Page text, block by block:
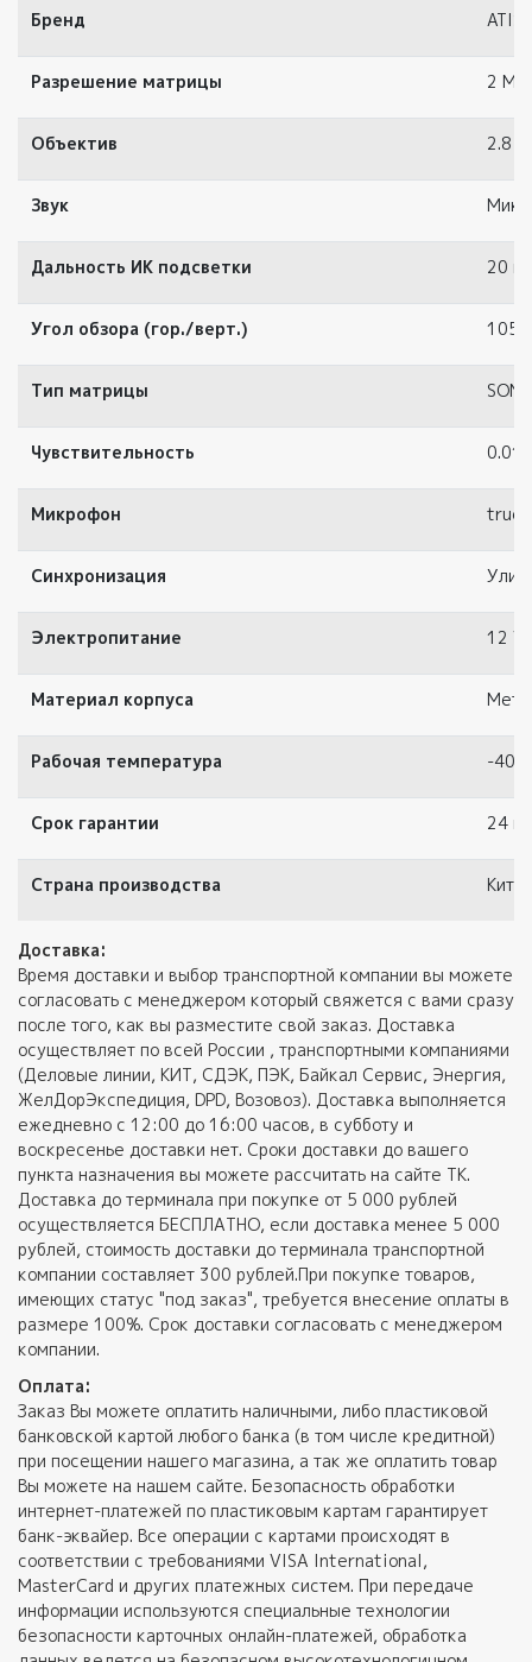
Бренд ATIS
Разрешение матрицы 2
Объектив 2.8
Звук
Дальность ИК подсветки 20 м
Угол обзора (гор./верт.) 105/
Тип матрицы
Чувствительность 0.01
Микрофон true
Синхронизация
Электропитание 12 V
Материал корпуса
Рабочая температура -
Срок гарантии 24
Страна производства Китай
Доставка:
Время доставки и выбор транспортной компании вы можете
согласовать с менеджером который свяжется с вами сразу
после того, как вы разместите свой заказ. Доставка
осуществляет по всей России , транспортными компаниями
(Деловые линии, КИТ, СДЭК, ПЭК, Байкал Сервис, Энергия,
ЖелДорЭкспедиция, DPD, Возовоз). Доставка выполняется
ежедневно с 12:00 до 16:00 часов, в субботу и
воскресенье доставки нет. Сроки доставки до вашего
пункта назначения вы можете рассчитать на сайте ТК.
Доставка до терминала при покупке от 5 000 рублей
осуществляется БЕСПЛАТНО, если доставка менее 5 000
рублей, стоимость доставки до терминала транспортной
компании составляет 300 рублей.При покупке товаров,
имеющих статус "под заказ", требуется внесение оплаты в
размере 100%. Срок доставки согласовать с менеджером
компании.
Оплата:
Заказ Вы можете оплатить наличными, либо пластиковой
банковской картой любого банка (в том числе кредитной)
при посещении нашего магазина, а так же оплатить товар
Вы можете на нашем сайте. Безопасность обработки
интернет-платежей по пластиковым картам гарантирует
банк-эквайер. Все операции с картами происходят в
соответствии с требованиями VISA International,
MasterCard и других платежных систем. При передаче
информации используются специальные технологии
безопасности карточных онлайн-платежей, обработка